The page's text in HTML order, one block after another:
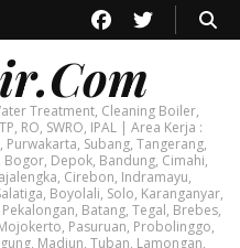
Treatment, Cleaning Boiler,
RO, SWRO, IPAL | Area Kerja :
Purwakarta, Subang, Tangerang,
Bogor, Depok, Bandung, Cimahi,
Cirebon, Indramayu,
Boyolali, Solo, Karanganyar,
Batang, Tegal, Brebes,
Pasuruan, Probolinggo,
Madiun, Tuban, Lamongan,